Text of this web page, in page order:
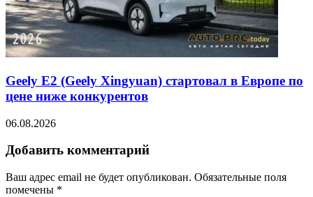
Geely E2 (Geely Xingyuan) стартовал в Европе по
цене ниже конкурентов
06.08.2026
Добавить комментарий
Ваш адрес email не будет опубликован. Обязательные поля
помечены *